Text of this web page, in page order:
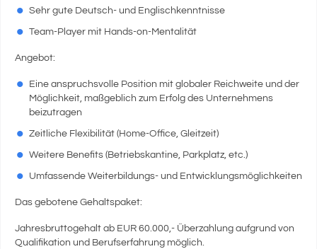
Sehr gute Deutsch- und Englischkenntnisse
Team-Player mit Hands-on-Mentalität
Angebot:
Eine anspruchsvolle Position mit globaler Reichweite und der
Möglichkeit, maßgeblich zum Erfolg des Unternehmens
beizutragen
Zeitliche Flexibilität (Home-Office, Gleitzeit)
Weitere Benefits (Betriebskantine, Parkplatz, etc.)
Umfassende Weiterbildungs- und Entwicklungsmöglichkeiten
Das gebotene Gehaltspaket:
Jahresbruttogehalt ab EUR 60.000,- Überzahlung aufgrund von
Qualifikation und Berufserfahrung möglich.